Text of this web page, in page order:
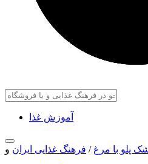
آموزش غذا
پلو با مرغ / فرهنگ غذایی ایران